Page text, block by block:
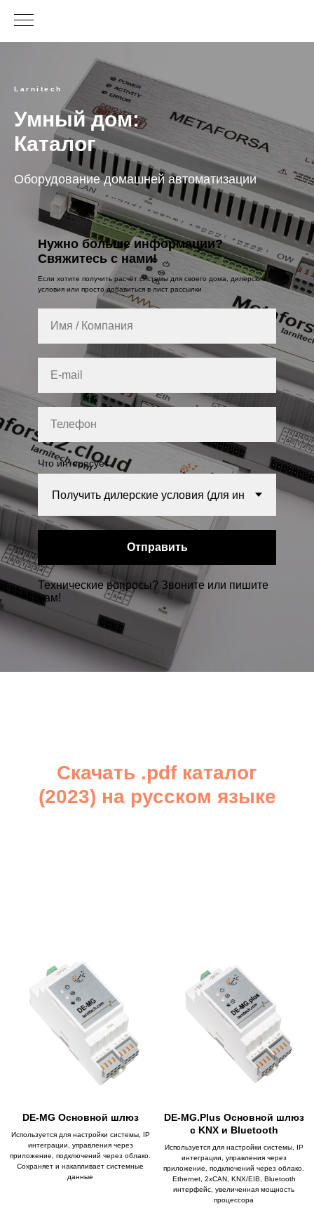
Larnitech
Умный дом:
Каталог
Оборудование домашней автоматизации
Нужно больше информации?
Свяжитесь с нами!
Если хотите получить расчёт системы для своего дома, дилерские
условия или просто добавиться в лист рассылки
Что интересует
Отправить
Технические вопросы? Звоните или пишите
нам!
Скачать .pdf каталог
(2023) на русском языке
DE-MG Основной шлюз
Используется для настройки системы, IP
интеграции, управления через
приложение, подключений через облако.
Сохраняет и накапливает системные
данные
DE-MG.Plus Основной шлюз
с KNX и Bluetooth
Используется для настройки системы, IP
интеграции, управления через
приложение, подключений через облако.
Ethernet, 2xCAN, KNX/EIB, Bluetooth
интерфейс, увеличенная мощность
процессора